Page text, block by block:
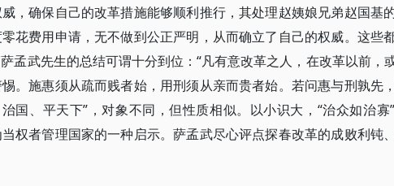
，确保自己的改革措施能够顺利推行，其处理赵姨娘兄弟赵国基的
花费用申请，无不做到公正严明，从而确立了自己的权威。这些
孟武先生的总结可谓十分到位：“凡有意改革之人，在改革以前，
。施惠须从疏而贱者始，用刑须从亲而贵者始。若问惠与刑孰先
国、平天下”，对象不同，但性质相似。以小识大，“治众如治寡
权者管理国家的一种启示。萨孟武尽心评点探春改革的成败利钝